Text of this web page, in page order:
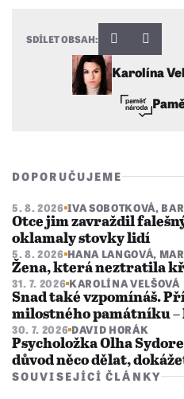
Karolína
SDÍLET OBSAH:
DOPORUČUJEME
5. 8. 2026 IVA SOBOTKOVÁ,
Otce jim zavraždil
oklamaly stovky lidí
5. 8. 2026 HANA LANGOVÁ,
Žena, která neztratila
31. 7. 2026 KAROLÍNA VELŠOVÁ
Snad také vzpomínáš.
milostného památníku –
30. 7. 2026 DAVID HORÁK
Psycholožka Olha
důvod něco dělat,
SOUVISEJÍCÍ ČLÁNKY